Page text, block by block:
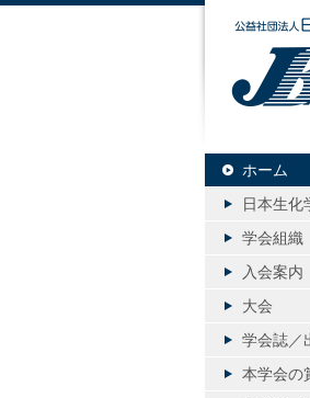
ホーム
日本生化
学会組織
入会案内
大会
学会誌／
本学会の